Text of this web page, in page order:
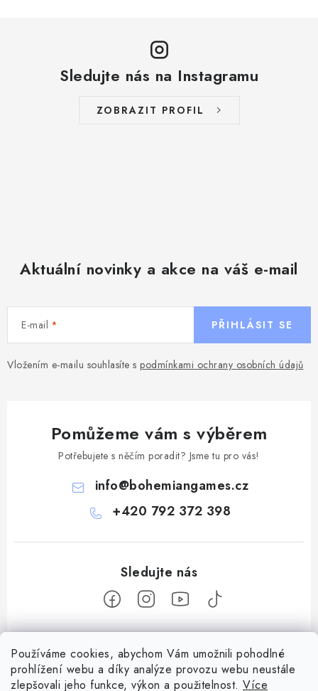
Používáme cookies, abychom Vám umožnili pohodlné
prohlížení webu a díky analýze provozu webu neustále
zlepšovali jeho funkce, výkon a použitelnost. Více
Sledujte nás na Instagramu
ZOBRAZIT PROFIL
Aktuální novinky a akce na váš e-mail
E-mail
Vložením e-mailu souhlasíte s podmínkami ochrany osobních údajů
PŘIHLÁSIT SE
Pomůžeme vám s výběrem
Potřebujete s něčím poradit? Jsme tu pro vás!
info@bohemiangames.cz
+420 792 372 398
Z
Informace pro vás